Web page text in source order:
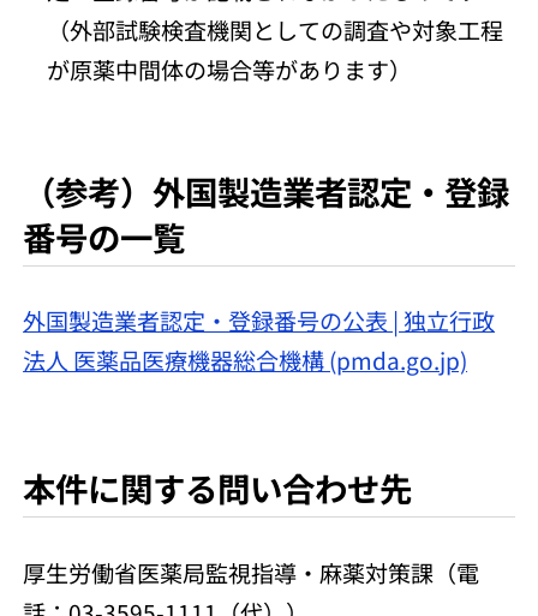
（外部試験検査機関としての調査や対象工程
が原薬中間体の場合等があります）
（参考）外国製造業者認定・登録
番号の一覧
外国製造業者認定・登録番号の公表 | 独立行政
法人 医薬品医療機器総合機構 (pmda.go.jp)
本件に関する問い合わせ先
厚生労働省医薬局監視指導・麻薬対策課（電